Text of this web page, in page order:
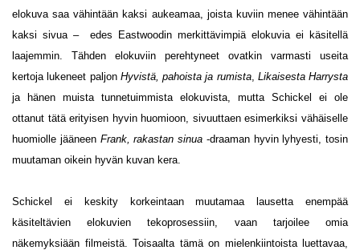
elokuva saa vähintään kaksi aukeamaa, joista kuviin menee vähintään
kaksi sivua – edes Eastwoodin merkittävimpiä elokuvia ei käsitellä
laajemmin. Tähden elokuviin perehtyneet ovatkin varmasti useita
kertoja lukeneet paljonHyvistä, pahoista ja rumista, Likaisesta Harrysta
ja hänen muista tunnetuimmista elokuvista, mutta Schickel ei ole
ottanut tätä erityisen hyvin huomioon, sivuuttaen esimerkiksi vähäiselle
huomiolle jääneenFrank, rakastan sinua -draaman hyvin lyhyesti, tosin
muutaman oikein hyvän kuvan kera.
Schickel ei keskity korkeintaan muutamaa lausetta enempää
käsiteltävien elokuvien tekoprosessiin, vaan tarjoilee omia
näkemyksiään filmeistä. Toisaalta tämä on mielenkiintoista luettavaa,